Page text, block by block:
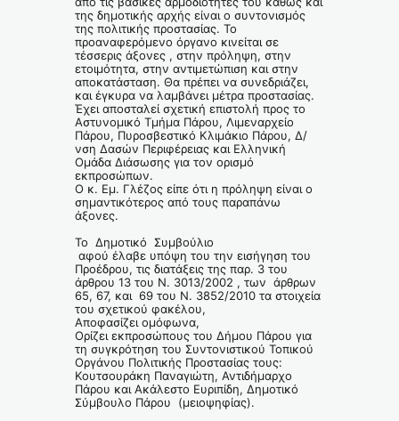
της δημοτικής αρχής είναι ο συντονισμός
της πολιτικής προστασίας. Το
προαναφερόμενο όργανο κινείται σε
τέσσερις άξονες , στην πρόληψη, στην
ετοιμότητα, στην αντιμετώπιση και στην
αποκατάσταση. Θα πρέπει να συνεδριάζει,
και έγκυρα να λαμβάνει μέτρα προστασίας.
Έχει αποσταλεί σχετική επιστολή προς το
Αστυνομικό Τμήμα Πάρου, Λιμεναρχείο
Πάρου, Πυροσβεστικό Κλιμάκιο Πάρου, Δ/
νση Δασών Περιφέρειας και Ελληνική
Ομάδα Διάσωσης για τον ορισμό
εκπροσώπων.
Ο κ. Εμ. Γλέζος είπε ότι η πρόληψη είναι ο
σημαντικότερος από τους παραπάνω
άξονες.
Το Δημοτικό Συμβούλιο
αφού έλαβε υπόψη του την εισήγηση του
Προέδρου, τις διατάξεις της παρ. 3 του
άρθρου 13 του Ν. 3013/2002 , των άρθρων
65, 67, και 69 του Ν. 3852/2010 τα στοιχεία
του σχετικού φακέλου,
Αποφασίζει ομόφωνα,
Ορίζει εκπροσώπους του Δήμου Πάρου για
τη συγκρότηση του Συντονιστικού Τοπικού
Οργάνου Πολιτικής Προστασίας τους:
Κουτσουράκη Παναγιώτη, Αντιδήμαρχο
Πάρου και Ακάλεστο Ευριπίδη, Δημοτικό
Σύμβουλο Πάρου (μειοψηφίας).